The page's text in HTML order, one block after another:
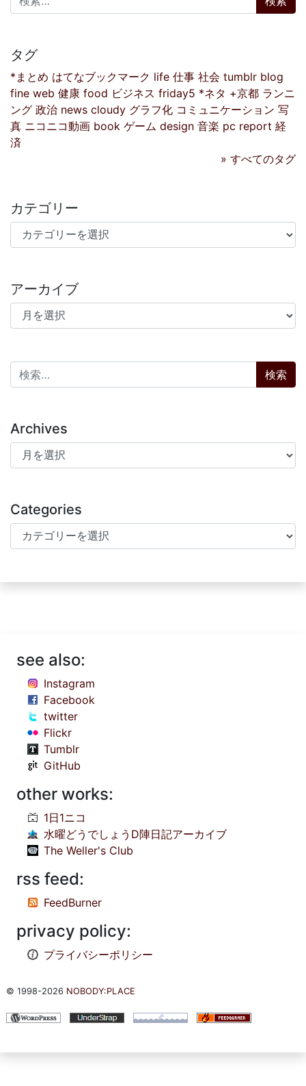
タグ
*まとめ はてなブックマーク life 仕事 社会 tumblr blog
fine web 健康 food ビジネス friday5 *ネタ +京都 ランニ
ング 政治 news cloudy グラフ化 コミュニケーション 写
真 ニコニコ動画 book ゲーム design 音楽 pc report 経
済
» すべてのタグ
カテゴリー
カテゴリー
アーカイブ
アーカイブ
検索:
Archives
Archives
Categories
Categories
see also:
Instagram
Facebook
twitter
Flickr
Tumblr
GitHub
other works:
1日1ニコ
水曜どうでしょうD陣日記アーカイブ
The Weller's Club
rss feed:
FeedBurner
privacy policy:
プライバシーポリシー
© 1998-2026 NOBODY:PLACE